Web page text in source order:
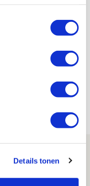
Details tonen